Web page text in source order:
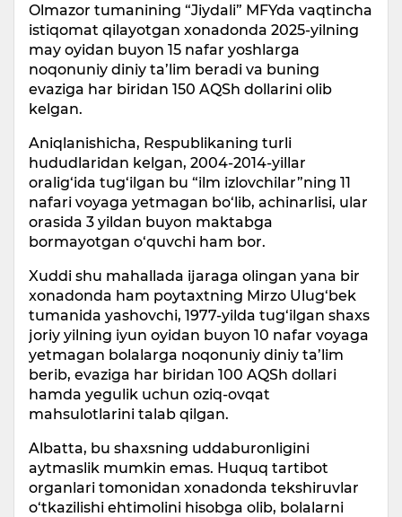
Olmazor tumanining “Jiydali” MFYda vaqtincha
istiqomat qilayotgan xonadonda 2025-yilning
may oyidan buyon 15 nafar yoshlarga
noqonuniy diniy ta’lim beradi va buning
evaziga har biridan 150 AQSh dollarini olib
kelgan.
Aniqlanishicha, Respublikaning turli
hududlaridan kelgan, 2004-2014-yillar
oralig‘ida tug‘ilgan bu “ilm izlovchilar”ning 11
nafari voyaga yetmagan bo‘lib, achinarlisi, ular
orasida 3 yildan buyon maktabga
bormayotgan o‘quvchi ham bor.
Xuddi shu mahallada ijaraga olingan yana bir
xonadonda ham poytaxtning Mirzo Ulug‘bek
tumanida yashovchi, 1977-yilda tug‘ilgan shaxs
joriy yilning iyun oyidan buyon 10 nafar voyaga
yetmagan bolalarga noqonuniy diniy ta’lim
berib, evaziga har biridan 100 AQSh dollari
hamda yegulik uchun oziq-ovqat
mahsulotlarini talab qilgan.
Albatta, bu shaxsning uddaburonligini
aytmaslik mumkin emas. Huquq tartibot
organlari tomonidan xonadonda tekshiruvlar
o‘tkazilishi ehtimolini hisobga olib, bolalarni